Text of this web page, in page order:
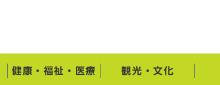
健康・福祉・医療 観光・文化